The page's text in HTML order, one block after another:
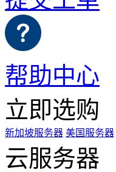
帮助中心
立即选购
新加坡服务器 美国服务器
云服务器